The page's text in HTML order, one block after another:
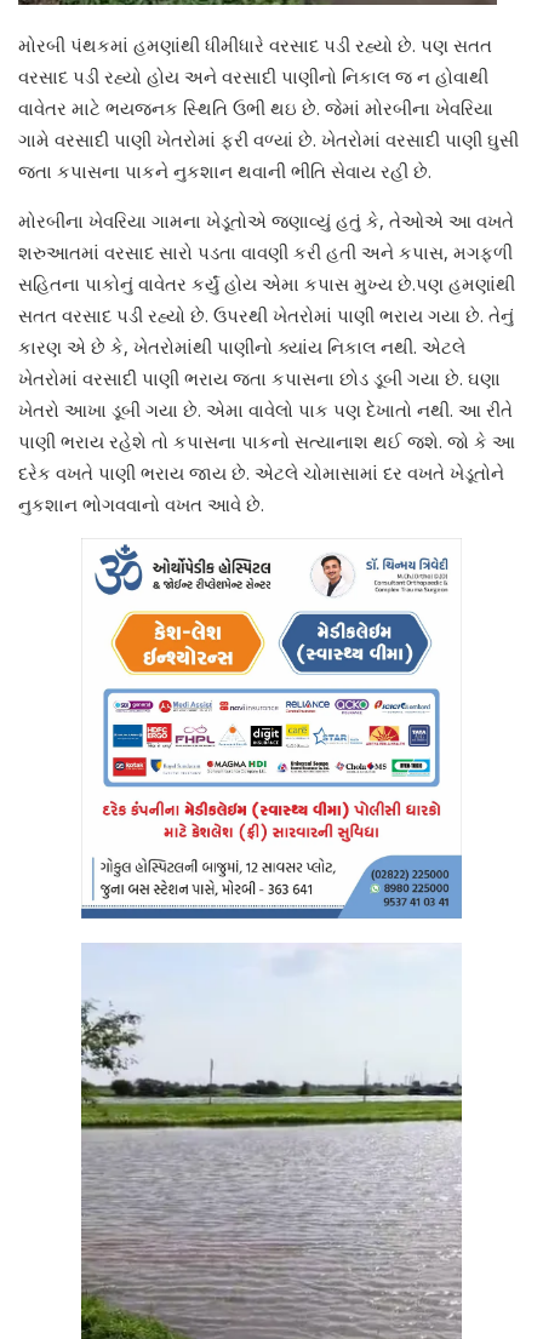
મોરબી પંથકમાં હમણાંથી ધીમીધારે વરસાદ પડી રહ્યો છે. પણ સતત
વરસાદ પડી રહ્યો હોય અને વરસાદી પાણીનો નિકાલ જ ન હોવાથી
વાવેતર માટે ભયજનક સ્થિતિ ઉભી થઇ છે. જેમાં મોરબીના ખેવરિયા
ગામે વરસાદી પાણી ખેતરોમાં ફરી વળ્યાં છે. ખેતરોમાં વરસાદી પાણી ઘુસી
જતા કપાસના પાકને નુકશાન થવાની ભીતિ સેવાય રહી છે.
મોરબીના ખેવરિયા ગામના ખેડૂતોએ જણાવ્યું હતું કે, તેઓએ આ વખતે
શરુઆતમાં વરસાદ સારો પડતા વાવણી કરી હતી અને કપાસ, મગફળી
સહિતના પાકોનું વાવેતર કર્યું હોય એમા કપાસ મુખ્ય છે.પણ હમણાંથી
સતત વરસાદ પડી રહ્યો છે. ઉપરથી ખેતરોમાં પાણી ભરાય ગયા છે. તેનું
કારણ એ છે કે, ખેતરોમાંથી પાણીનો ક્યાંય નિકાલ નથી. એટલે
ખેતરોમાં વરસાદી પાણી ભરાય જતા કપાસના છોડ ડૂબી ગયા છે. ઘણા
ખેતરો આખા ડૂબી ગયા છે. એમા વાવેલો પાક પણ દેખાતો નથી. આ રીતે
પાણી ભરાય રહેશે તો કપાસના પાકનો સત્યાનાશ થઈ જશે. જો કે આ
દરેક વખતે પાણી ભરાય જાય છે. એટલે ચોમાસામાં દર વખતે ખેડૂતોને
નુકશાન ભોગવવાનો વખત આવે છે.